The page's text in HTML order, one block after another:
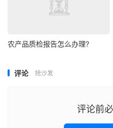
农产品质检报告怎么办理?
评论 抢沙发
评论前